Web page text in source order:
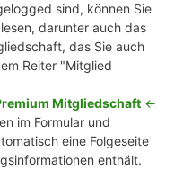
sind, können Sie
darunter auch das
das Sie auch
Reiter "Mitglied
Mitgliedschaft <-
im Formular und
eine Folgeseite
enthält.